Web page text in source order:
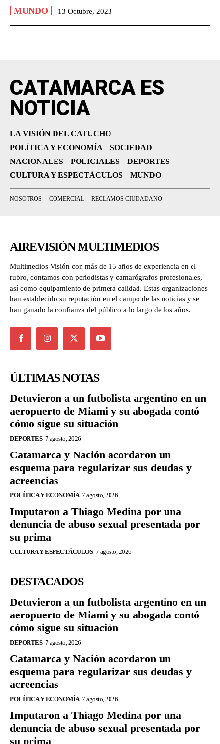
MUNDO 13 Octubre, 2023
CATAMARCA ES
NOTICIA
LA VISIÓN DEL CATUCHO
POLÍTICA Y ECONOMÍA
SOCIEDAD
NACIONALES
POLICIALES
DEPORTES
CULTURA Y ESPECTÁCULOS
MUNDO
NOSOTROS COMERCIAL RECLAMOS CIUDADANO
AIREVISIÓN MULTIMEDIOS
Multimedios Visión con más de 15 años de experiencia en el
rubro, contamos con periodistas y camarógrafos profesionales,
así como equipamiento de primera calidad. Estas organizaciones
han establecido su reputación en el campo de las noticias y se
han ganado la confianza del público a lo largo de los años.
ÚLTIMAS NOTAS
Detuvieron a un futbolista argentino en un
aeropuerto de Miami y su abogada contó
cómo sigue su situación
DEPORTES 7 agosto, 2026
Catamarca y Nación acordaron un
esquema para regularizar sus deudas y
acreencias
POLÍTICA Y ECONOMÍA 7 agosto, 2026
Imputaron a Thiago Medina por una
denuncia de abuso sexual presentada por
su prima
CULTURA Y ESPECTÁCULOS 7 agosto, 2026
DESTACADOS
Detuvieron a un futbolista argentino en un
aeropuerto de Miami y su abogada contó
cómo sigue su situación
DEPORTES 7 agosto, 2026
Catamarca y Nación acordaron un
esquema para regularizar sus deudas y
acreencias
POLÍTICA Y ECONOMÍA 7 agosto, 2026
Imputaron a Thiago Medina por una
denuncia de abuso sexual presentada por
su prima